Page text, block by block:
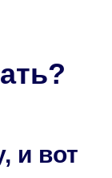
и вот